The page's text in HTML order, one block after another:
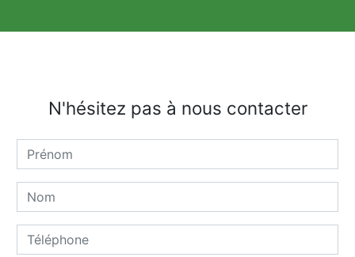
N'hésitez pas à nous contacter